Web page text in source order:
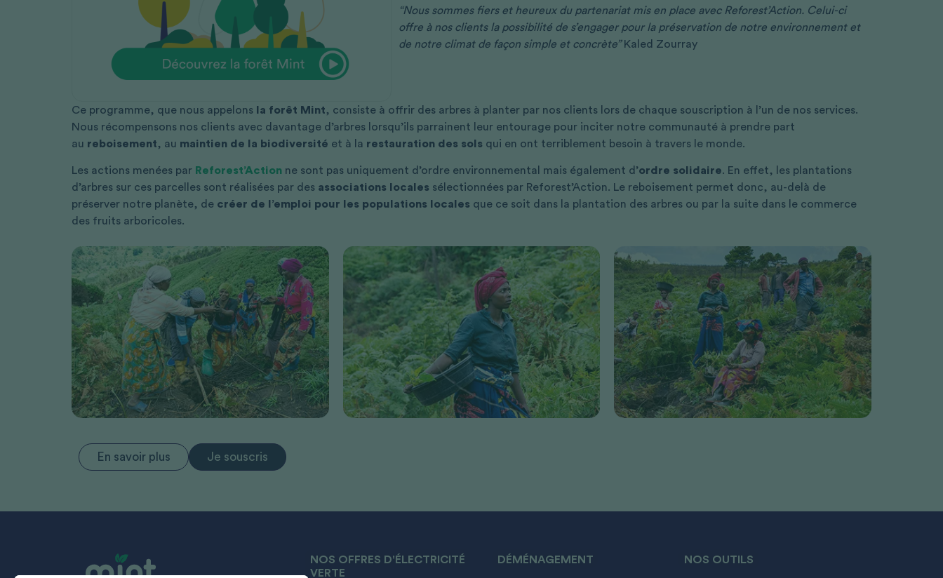
“Nous sommes fiers et heureux du partenariat mis en place avec Reforest’Action. Celui-ci
offre à nos clients la possibilité de s’engager pour la préservation de notre environnement et
de notre climat de façon simple et concrète”Kaled Zourray
Ce programme, que nous appelons la forêt Mint, consiste à offrir des arbres à planter par nos clients lors de chaque souscription à l’un de nos services.
Nous récompensons nos clients avec davantage d’arbres lorsqu’ils parrainent leur entourage pour inciter notre communauté à prendre part
au reboisement, au maintien de la biodiversité et à la restauration des sols qui en ont terriblement besoin à travers le monde.
Les actions menées par Reforest’Action ne sont pas uniquement d’ordre environnemental mais également d’ordre solidaire. En effet, les plantations
d’arbres sur ces parcelles sont réalisées par des associations locales sélectionnées par Reforest’Action. Le reboisement permet donc, au-delà de
préserver notre planète, de créer de l’emploi pour les populations locales que ce soit dans la plantation des arbres ou par la suite dans le commerce
des fruits arboricoles.
En savoir plus Je souscris
NOS OFFRES D'ÉLECTRICITÉ
VERTE
DÉMÉNAGEMENT NOS OUTILS